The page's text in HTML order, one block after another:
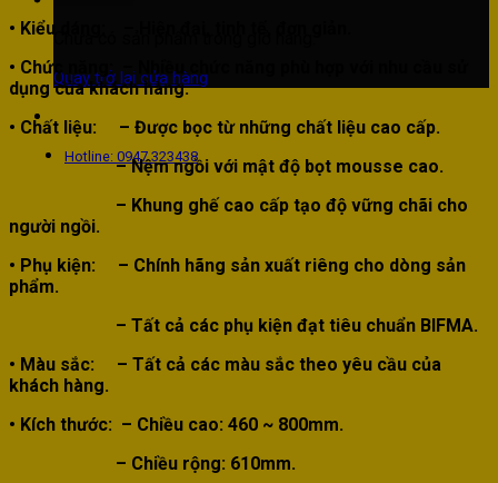
Quay trở lại cửa hàng
Hotline: 0947 323438
• Kiểu dáng:
• Chức năng: – Nhiều chức năng phù hợp với nhu cầu sử
dụng của khách hàng.
• Chất liệu:
– Được bọc từ những chất liệu cao cấp.
– Nệm ngồi với mật độ bọt mousse cao.
– Khung ghế cao cấp tạo độ vững chãi cho
người ngồi.
• Phụ kiện:
– Chính hãng sản xuất riêng cho dòng sản
phẩm.
– Tất cả các phụ kiện đạt tiêu chuẩn BIFMA.
• Màu sắc:
– Tất cả các màu sắc theo yêu cầu của
khách hàng.
• Kích thước: – Chiều cao: 460 ~ 800mm.
– Chiều rộng: 610mm.